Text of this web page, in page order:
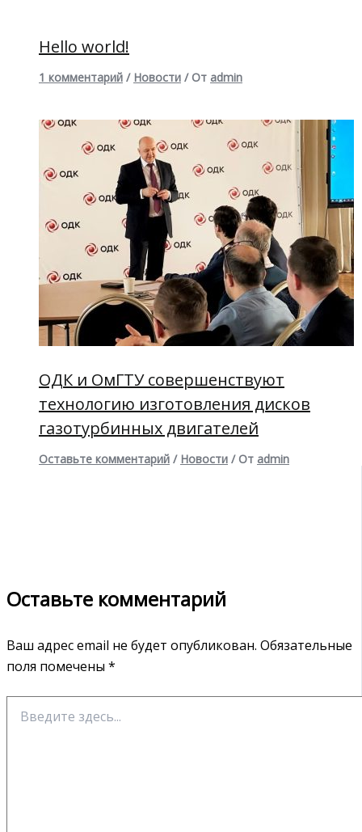
Hello world!
1 комментарий / Новости / От admin
ОДК и ОмГТУ совершенствуют
технологию изготовления дисков
газотурбинных двигателей
Оставьте комментарий / Новости / От admin
Оставьте комментарий
Ваш адрес email не будет опубликован. Обязательные
поля помечены *
здесь...